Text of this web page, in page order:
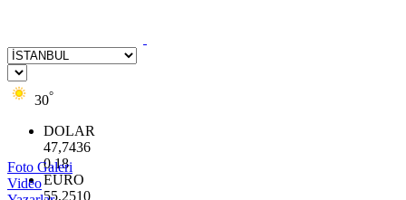
30°
DOLAR
47,7436
0.18
EURO
55,2510
Foto Galeri
Video